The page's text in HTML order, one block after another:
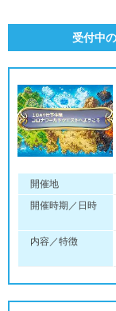
受付中
開催地
開催時期／日時
内容／特徴